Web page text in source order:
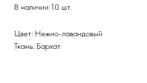
В наличии 10 шт.
Цвет: Нежно-лавандовый
Ткань: Бархат